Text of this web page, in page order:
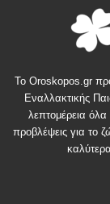
Το Oroskopos.gr
Εναλλακτικής
λεπτομέρεια όλα
προβλέψεις για το